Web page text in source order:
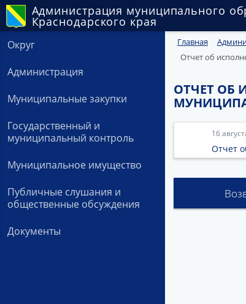
Администрация муниципального
Краснодарского края
Округ
Администрация
Муниципальные закупки
Государственный и
муниципальный контроль
Муниципальное имущество
Публичные слушания и
общественные обсуждения
Документы
Главная
Отчет об
ОТЧЕТ ОБ
16
Отчет